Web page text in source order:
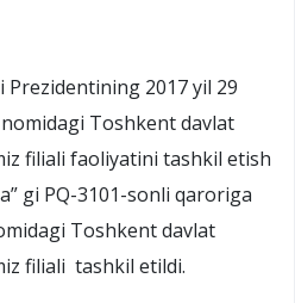
Prezidentining 2017 yil 29
Toshkent davlat
filiali faoliyatini tashkil etish
gi PQ-3101-sonli qaroriga
Toshkent davlat
filiali tashkil etildi.